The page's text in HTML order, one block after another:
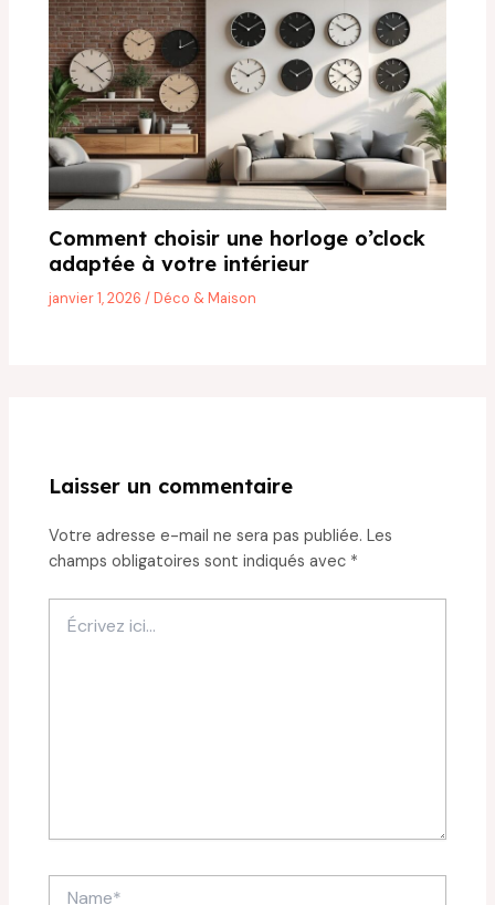
Comment choisir une horloge o’clock
adaptée à votre intérieur
janvier 1, 2026/Déco & Maison
Laisser un commentaire
Votre adresse e-mail ne sera pas publiée. Les
champs obligatoires sont indiqués avec *
ici…